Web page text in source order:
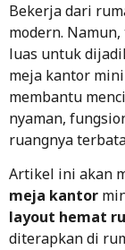
Bekerja dari
modern.
luas untuk
meja kantor
membantu
nyaman,
ruangnya
Artikel ini akan
meja kantor
layout hemat
diterapkan di